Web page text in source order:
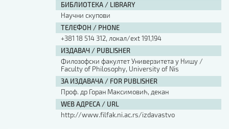
БИБЛИОТЕКА / LIBRARY
Научни скупови
ТЕЛЕФОН / PHONE
+381 18 514 312, локал/ext 191,194
ИЗДАВАЧ / PUBLISHER
Филозофски факултет Универзитета у Нишу /
Faculty of Philosophy, University of Nis
ЗА ИЗДАВАЧА / FOR PUBLISHER
Проф. др Горан Максимовић, декан
WEB АДРЕСА / URL
http://www.filfak.ni.ac.rs/izdavastvo